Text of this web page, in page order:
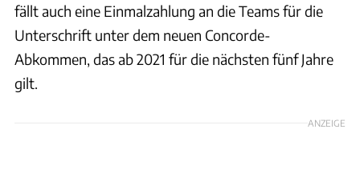
fällt auch eine Einmalzahlung an die Teams für die
Unterschrift unter dem neuen Concorde-
Abkommen, das ab 2021 für die nächsten fünf Jahre
gilt.
ANZEIGE